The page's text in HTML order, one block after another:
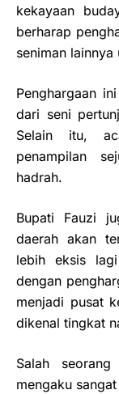
kekayaan
berharap
seniman lainnya
Penghargaan
dari seni
Selain itu,
penampilan
hadrah.
Bupati Fauzi
daerah akan
lebih eksis
dengan
menjadi pusat
dikenal tingkat
Salah
mengaku